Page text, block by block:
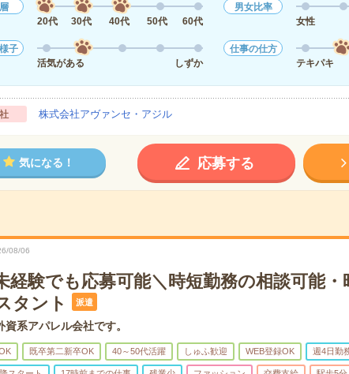
20代
30代 40代 50代 60代
男女比率
女性
子
活気がある
しずか
仕事の仕方
テキパキ
株式会社アヴァンセ・アジル
気になる！ 応募する
08/06
経験でも応募可能＼時短勤務の相談可能・
タント
派遣
資系アパレル会社です。
既卒第二新卒OK 40～50代活躍 しゅふ歓迎 WEB登録OK 週4日勤